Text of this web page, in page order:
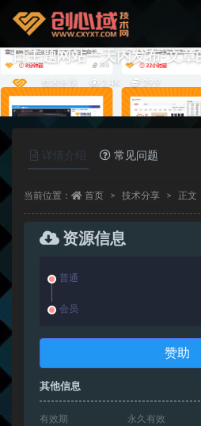
日主题网站一天内发布-文
技术分享 2.4K 29.9
详情介绍 常见问题
当前位置： 首页 技术分享 正文
资源信息
普通
会员
赞助
其他信息
有效期 永久有效